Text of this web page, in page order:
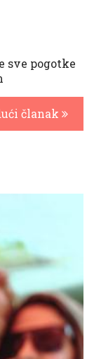
sve pogotke
članak